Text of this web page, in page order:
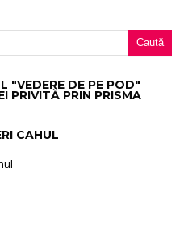
"VEDERE DE PE POD"
PRIVITĂ PRIN PRISMA
CAHUL